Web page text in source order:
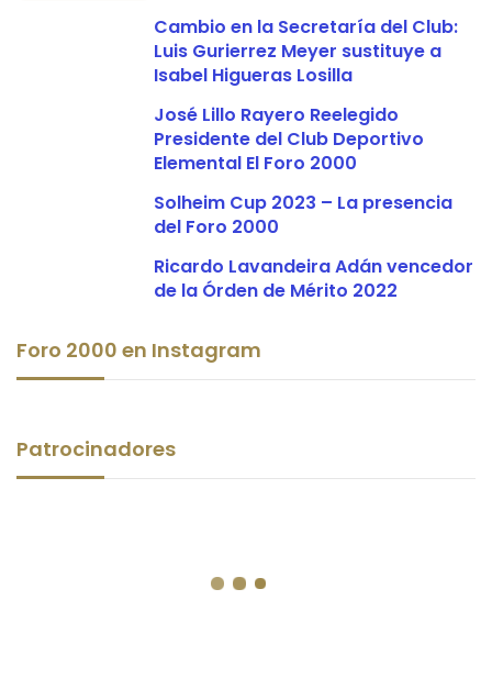
Cambio en la Secretaría del Club:
Luis Gurierrez Meyer sustituye a
Isabel Higueras Losilla
José Lillo Rayero Reelegido
Presidente del Club Deportivo
Elemental El Foro 2000
Solheim Cup 2023 – La presencia
del Foro 2000
Ricardo Lavandeira Adán vencedor
de la Órden de Mérito 2022
Foro 2000 en Instagram
Patrocinadores